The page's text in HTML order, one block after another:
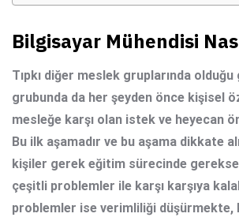
Bilgisayar Mühendisi
Tıpkı diğer meslek gruplarında
grubunda da her şeyden önce kişisel
mesleğe karşı olan istek ve heyecan
Bu ilk aşamadır ve bu aşama dikkate
kişiler gerek eğitim sürecinde gerekse
çeşitli problemler ile karşı karşıya
problemler ise verimliliği düşürmekte,